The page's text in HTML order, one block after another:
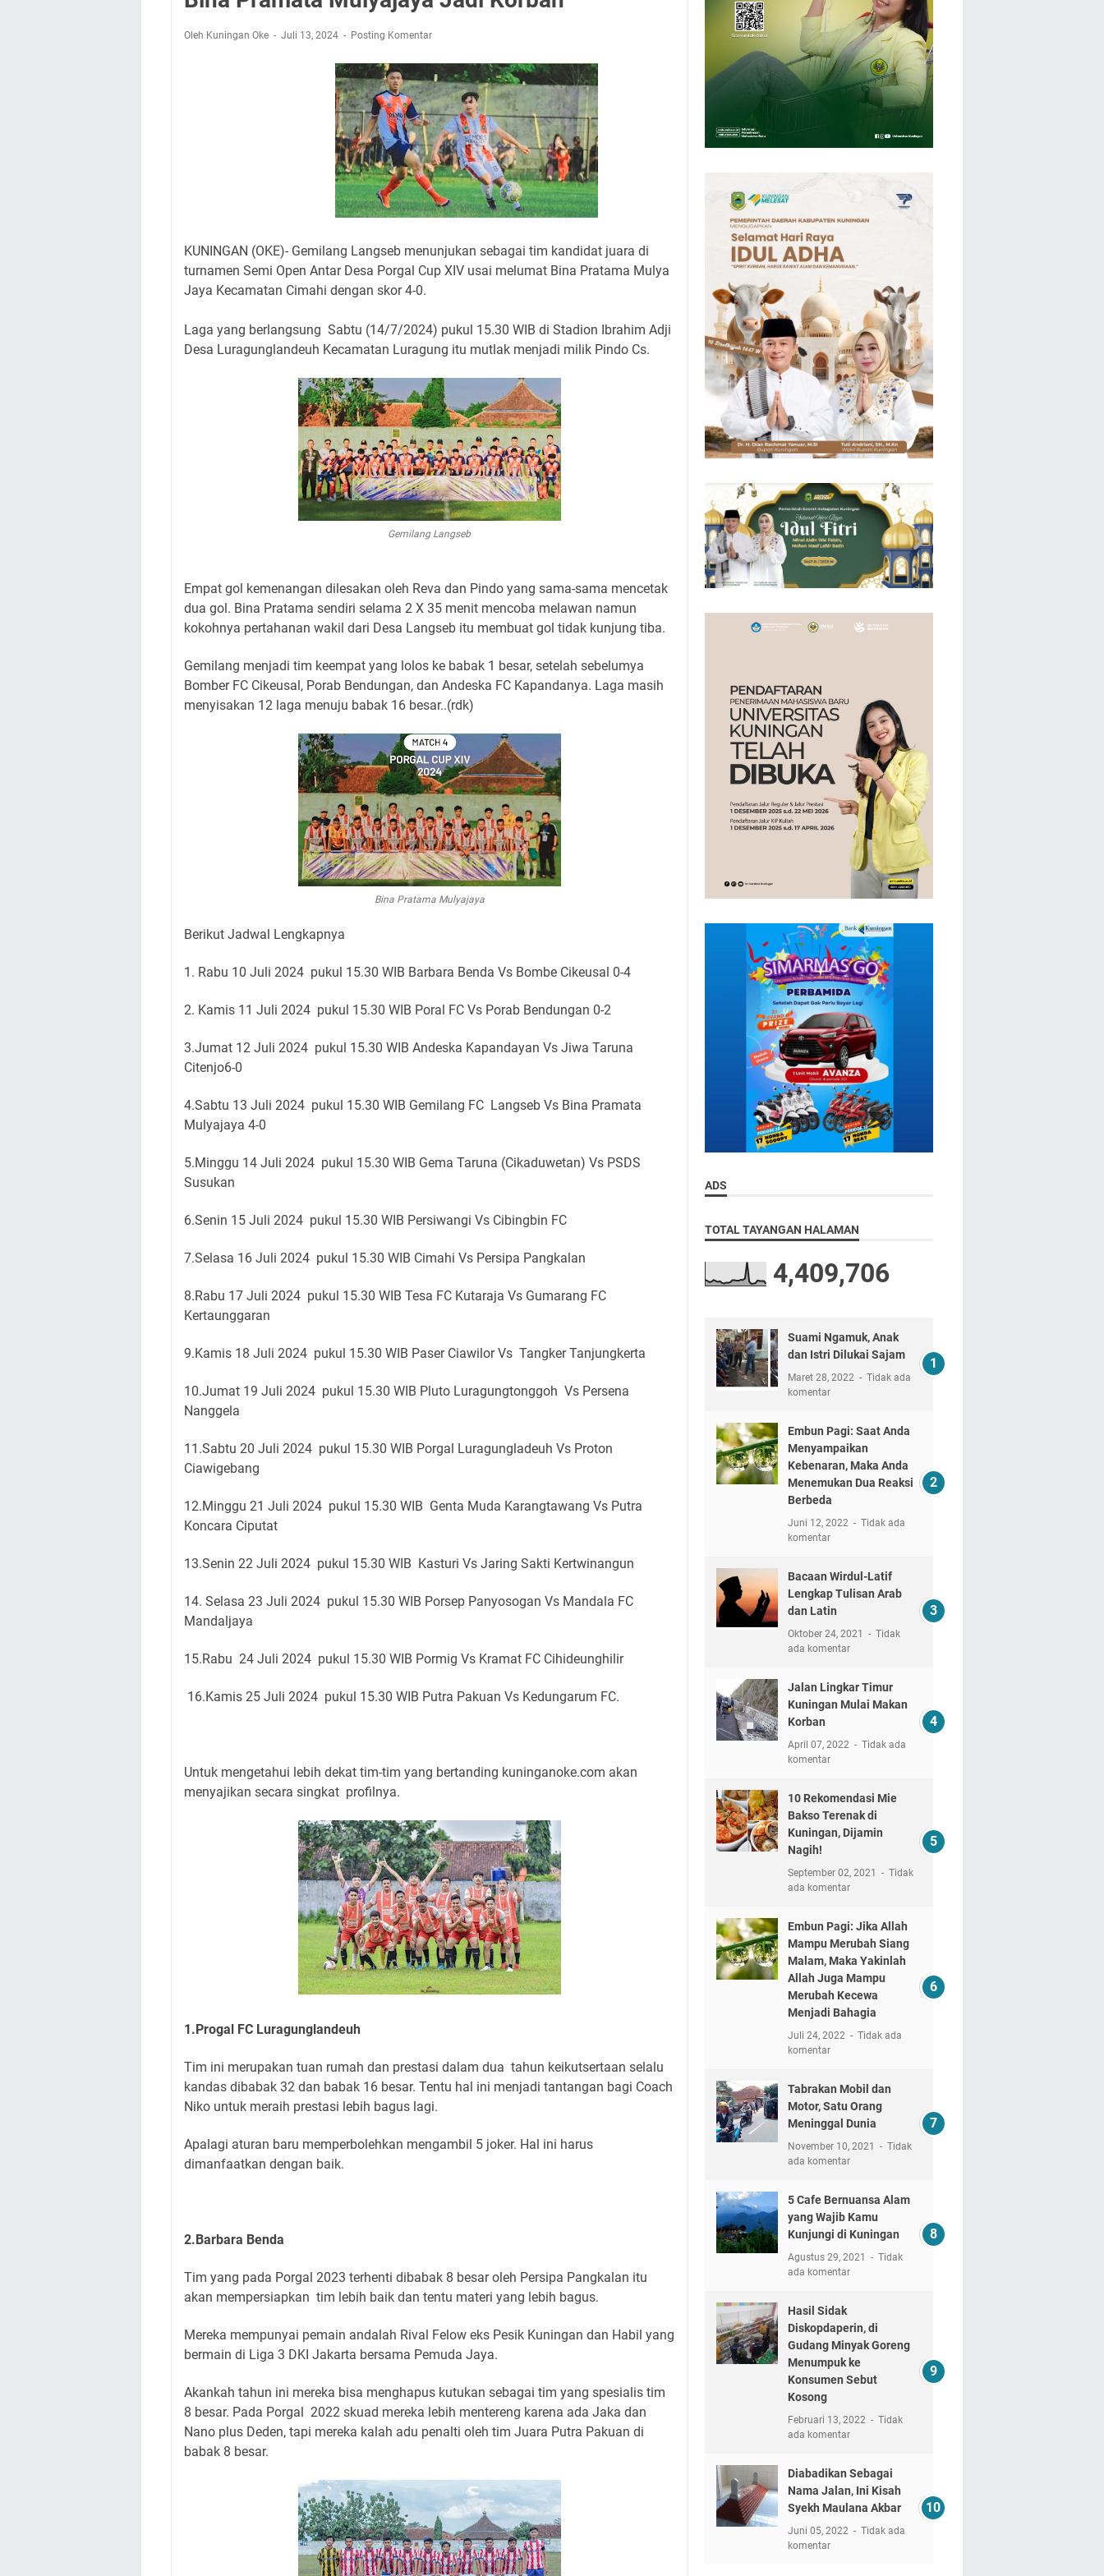
Dua Acara
Ini Lokasi Samling Kuningan Rabu 5 Agustus 2026
Rabu 5 Agustus 2026 Mobil SIM Keliling Kuningan Ada di Sini!
Embun Pagi Rabu 5 Agustus 2026: Tidak Perlu Iri, Kita Punya Takdir Masing-masing, Hidup
yang Terlihat Mewah, Belum Tentu Indah
Merdeka dari Hawa Nafsu: Korupsi, Judi, dan Maksiat
Oleh Kuningan Oke Juli 13, 2024 Posting Komentar
KUNINGAN (OKE)- Gemilang Langseb menunjukan sebagai tim kandidat juara di
turnamen Semi Open Antar Desa Porgal Cup XIV usai melumat Bina Pratama Mulya
Jaya Kecamatan Cimahi dengan skor 4-0.
Laga yang berlangsung Sabtu (14/7/2024) pukul 15.30 WIB di Stadion Ibrahim Adji
Desa Luragunglandeuh Kecamatan Luragung itu mutlak menjadi milik Pindo Cs.
Gemilang Langseb
Empat gol kemenangan dilesakan oleh Reva dan Pindo yang sama-sama mencetak
dua gol. Bina Pratama sendiri selama 2 X 35 menit mencoba melawan namun
kokohnya pertahanan wakil dari Desa Langseb itu membuat gol tidak kunjung tiba.
Gemilang menjadi tim keempat yang lolos ke babak 1 besar, setelah sebelumya
Bomber FC Cikeusal, Porab Bendungan, dan Andeska FC Kapandanya. Laga masih
menyisakan 12 laga menuju babak 16 besar..(rdk)
Bina Pratama Mulyajaya
Berikut Jadwal Lengkapnya
1. Rabu 10 Juli 2024 pukul 15.30 WIB Barbara Benda Vs Bombe Cikeusal 0-4
2. Kamis 11 Juli 2024 pukul 15.30 WIB Poral FC Vs Porab Bendungan 0-2
3.Jumat 12 Juli 2024 pukul 15.30 WIB Andeska Kapandayan Vs Jiwa Taruna
Citenjo6-0
4.Sabtu 13 Juli 2024 pukul 15.30 WIB Gemilang FC Langseb Vs Bina Pramata
Mulyajaya 4-0
5.Minggu 14 Juli 2024 pukul 15.30 WIB Gema Taruna (Cikaduwetan) Vs PSDS
Susukan
6.Senin 15 Juli 2024 pukul 15.30 WIB Persiwangi Vs Cibingbin FC
7.Selasa 16 Juli 2024 pukul 15.30 WIB Cimahi Vs Persipa Pangkalan
8.Rabu 17 Juli 2024 pukul 15.30 WIB Tesa FC Kutaraja Vs Gumarang FC
Kertaunggaran
9.Kamis 18 Juli 2024 pukul 15.30 WIB Paser Ciawilor Vs Tangker Tanjungkerta
10.Jumat 19 Juli 2024 pukul 15.30 WIB Pluto Luragungtonggoh Vs Persena
Nanggela
11.Sabtu 20 Juli 2024 pukul 15.30 WIB Porgal Luragungladeuh Vs Proton
Ciawigebang
12.Minggu 21 Juli 2024 pukul 15.30 WIB Genta Muda Karangtawang Vs Putra
Koncara Ciputat
13.Senin 22 Juli 2024 pukul 15.30 WIB Kasturi Vs Jaring Sakti Kertwinangun
14. Selasa 23 Juli 2024 pukul 15.30 WIB Porsep Panyosogan Vs Mandala FC
Mandaljaya
15.Rabu 24 Juli 2024 pukul 15.30 WIB Pormig Vs Kramat FC Cihideunghilir
16.Kamis 25 Juli 2024 pukul 15.30 WIB Putra Pakuan Vs Kedungarum FC.
Untuk mengetahui lebih dekat tim-tim yang bertanding kuninganoke.com akan
menyajikan secara singkat profilnya.
1.Progal FC Luragunglandeuh
Tim ini merupakan tuan rumah dan prestasi dalam dua tahun keikutsertaan selalu
kandas dibabak 32 dan babak 16 besar. Tentu hal ini menjadi tantangan bagi Coach
Niko untuk meraih prestasi lebih bagus lagi.
Apalagi aturan baru memperbolehkan mengambil 5 joker. Hal ini harus
dimanfaatkan dengan baik.
2.Barbara Benda
Tim yang pada Porgal 2023 terhenti dibabak 8 besar oleh Persipa Pangkalan itu
akan mempersiapkan tim lebih baik dan tentu materi yang lebih bagus.
Mereka mempunyai pemain andalah Rival Felow eks Pesik Kuningan dan Habil yang
bermain di Liga 3 DKI Jakarta bersama Pemuda Jaya.
Akankah tahun ini mereka bisa menghapus kutukan sebagai tim yang spesialis tim
8 besar. Pada Porgal 2022 skuad mereka lebih mentereng karena ada Jaka dan
Nano plus Deden, tapi mereka kalah adu penalti oleh tim Juara Putra Pakuan di
babak 8 besar.
ADS
TOTAL TAYANGAN HALAMAN
4,409,706
Suami Ngamuk, Anak
dan Istri Dilukai Sajam
Maret 28, 2022
Tidak ada
komentar
Embun Pagi: Saat Anda
Menyampaikan
Kebenaran, Maka Anda
Menemukan Dua Reaksi
Berbeda
Juni 12, 2022
Tidak ada
komentar
Bacaan Wirdul-Latif
Lengkap Tulisan Arab
dan Latin
Oktober 24, 2021
Tidak
ada komentar
Jalan Lingkar Timur
Kuningan Mulai Makan
Korban
April 07, 2022
Tidak ada
komentar
10 Rekomendasi Mie
Bakso Terenak di
Kuningan, Dijamin
Nagih!
September 02, 2021
Tidak
ada komentar
Embun Pagi: Jika Allah
Mampu Merubah Siang
Malam, Maka Yakinlah
Allah Juga Mampu
Merubah Kecewa
Menjadi Bahagia
Juli 24, 2022
Tidak ada
komentar
Tabrakan Mobil dan
Motor, Satu Orang
Meninggal Dunia
November 10, 2021
Tidak
ada komentar
5 Cafe Bernuansa Alam
yang Wajib Kamu
Kunjungi di Kuningan
Agustus 29, 2021
Tidak
ada komentar
Hasil Sidak
Diskopdaperin, di
Gudang Minyak Goreng
Menumpuk ke
Konsumen Sebut
Kosong
Februari 13, 2022
Tidak
ada komentar
Diabadikan Sebagai
Nama Jalan, Ini Kisah
Syekh Maulana Akbar
Juni 05, 2022
Tidak ada
komentar